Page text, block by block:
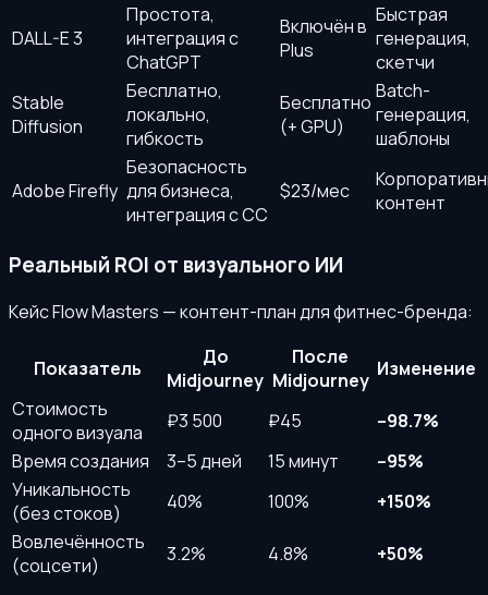
DALL-E 3
Простота,
интеграция с
ChatGPT
Включён в
Plus
Быстрая
генерация,
скетчи
Stable
Diffusion
Бесплатно,
локально,
гибкость
Бесплатно
(+ GPU)
Batch-
генерация,
шаблоны
Adobe Firefly
Безопасность
для бизнеса,
интеграция с CC
$23/мес
контент
Реальный ROI от визуального ИИ
Кейс Flow Masters — контент-план для фитнес-бренда:
Показатель
До
Midjourney
После
Midjourney Изменение
Стоимость
одного визуала
₽3 500 ₽45
–98.7%
Время создания
3–5 дней 15 минут
–95%
Уникальность
(без стоков)
40% 100%
+150%
Вовлечённость
(соцсети)
3.2% 4.8% +50%